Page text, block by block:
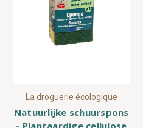
La droguerie écologique
Natuurlijke schuurspons
- Plantaardige cellulose